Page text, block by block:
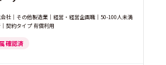
社｜その他製造業｜経営・経営企画職｜50-100人未満
｜契約タイプ 有償利用
確認済